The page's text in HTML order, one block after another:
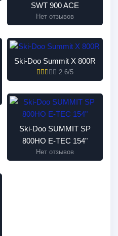
SWT 900 ACE
Нет отзывов
Ski-Doo Summit X 800R
2.6/5
Ski-Doo SUMMIT SP
800HO E-TEC 154"
Нет отзывов